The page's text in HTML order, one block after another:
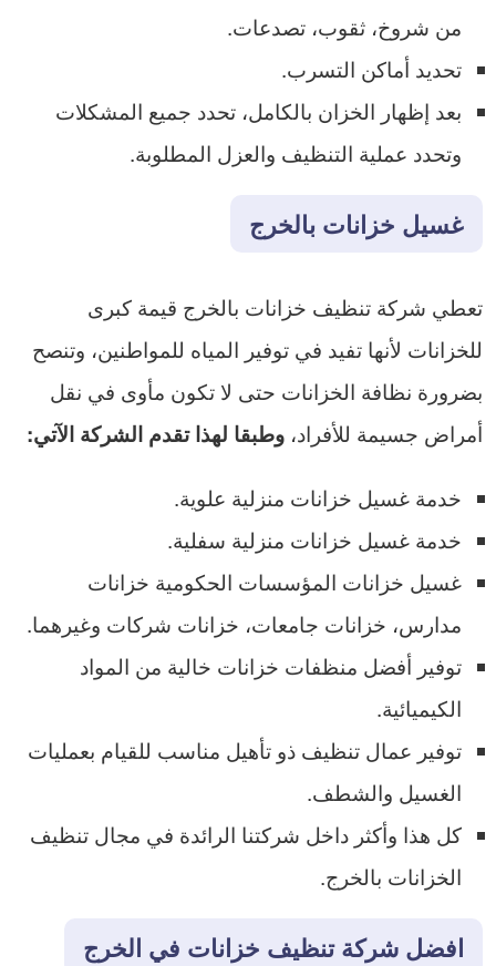
من شروخ، ثقوب، تصدعات.
تحديد أماكن التسرب.
بعد إظهار الخزان بالكامل، تحدد جميع المشكلات
وتحدد عملية التنظيف والعزل المطلوبة.
غسيل خزانات بالخرج
تعطي شركة تنظيف خزانات بالخرج قيمة كبرى
للخزانات لأنها تفيد في توفير المياه للمواطنين، وتنصح
بضرورة نظافة الخزانات حتى لا تكون مأوى في نقل
أمراض جسيمة للأفراد، وطبقا لهذا تقدم الشركة الآتي:
خدمة غسيل خزانات منزلية علوية.
خدمة غسيل خزانات منزلية سفلية.
غسيل خزانات المؤسسات الحكومية خزانات
مدارس، خزانات جامعات، خزانات شركات وغيرهما.
توفير أفضل منظفات خزانات خالية من المواد
الكيميائية.
توفير عمال تنظيف ذو تأهيل مناسب للقيام بعمليات
الغسيل والشطف.
كل هذا وأكثر داخل شركتنا الرائدة في مجال تنظيف
الخزانات بالخرج.
افضل شركة تنظيف خزانات في الخرج